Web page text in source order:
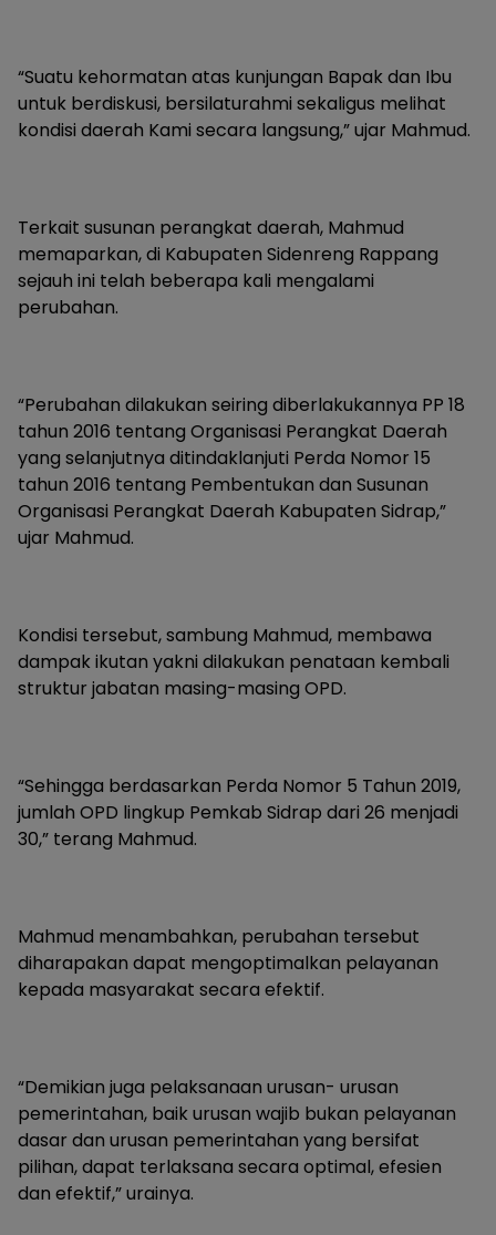
“Suatu kehormatan atas kunjungan Bapak dan Ibu
untuk berdiskusi, bersilaturahmi sekaligus melihat
kondisi daerah Kami secara langsung,” ujar Mahmud.
Terkait susunan perangkat daerah, Mahmud
memaparkan, di Kabupaten Sidenreng Rappang
sejauh ini telah beberapa kali mengalami
perubahan.
“Perubahan dilakukan seiring diberlakukannya PP 18
tahun 2016 tentang Organisasi Perangkat Daerah
yang selanjutnya ditindaklanjuti Perda Nomor 15
tahun 2016 tentang Pembentukan dan Susunan
Organisasi Perangkat Daerah Kabupaten Sidrap,”
ujar Mahmud.
Kondisi tersebut, sambung Mahmud, membawa
dampak ikutan yakni dilakukan penataan kembali
struktur jabatan masing-masing OPD.
“Sehingga berdasarkan Perda Nomor 5 Tahun 2019,
jumlah OPD lingkup Pemkab Sidrap dari 26 menjadi
30,” terang Mahmud.
Mahmud menambahkan, perubahan tersebut
diharapakan dapat mengoptimalkan pelayanan
kepada masyarakat secara efektif.
“Demikian juga pelaksanaan urusan- urusan
pemerintahan, baik urusan wajib bukan pelayanan
dasar dan urusan pemerintahan yang bersifat
pilihan, dapat terlaksana secara optimal, efesien
dan efektif,” urainya.